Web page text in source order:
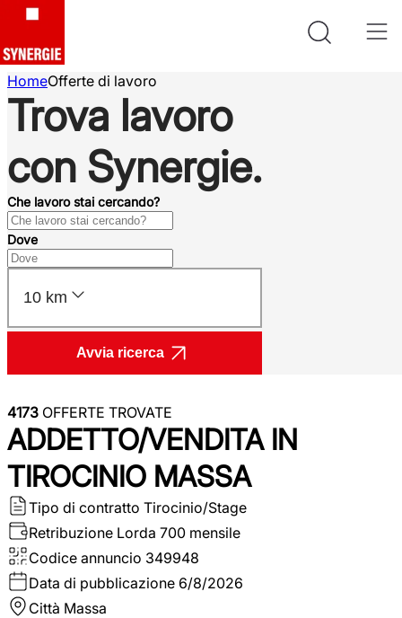
HomeOfferte di lavoro
Trova lavoro
con Synergie.
Che lavoro stai cercando?
Dove
10 km
Avvia ricerca
4173 OFFERTE TROVATE
ADDETTO/VENDITA IN
TIROCINIO MASSA
Tipo di contratto Tirocinio/Stage
Retribuzione Lorda 700 mensile
Codice annuncio 349948
Data di pubblicazione 6/8/2026
Città Massa